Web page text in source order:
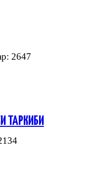
2647
ТАРКИБИ